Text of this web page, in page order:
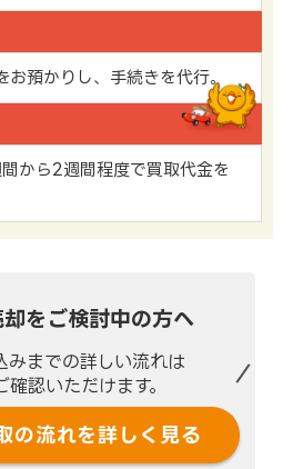
お預かりし、手続きを代行。
から2週間程度で買取代金を
を ご検討中の方へ
みまでの詳しい流れは
確認いただけます。
の流れを詳しく見る